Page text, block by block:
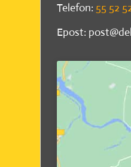
Telefon: 55 52
Epost: